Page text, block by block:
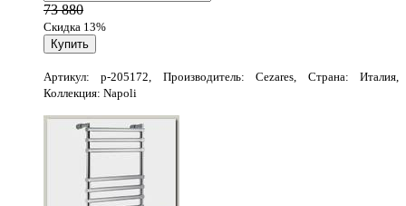
73 880
Скидка 13%
Артикул: p-205172, Производитель: Cezares, Страна: Италия,
Коллекция: Napoli